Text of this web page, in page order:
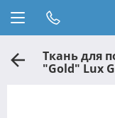
Ткань для
"Gold" Lux